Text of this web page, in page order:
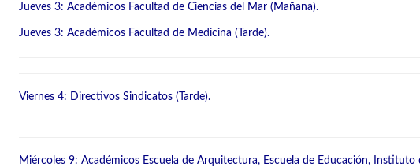
Jueves 3: Académicos Facultad de Ciencias del Mar (Mañana).
Jueves 3: Académicos Facultad de Medicina (Tarde).
Viernes 4: Directivos Sindicatos (Tarde).
Miércoles 9: Académicos Escuela de Arquitectura, Escuela de Educación, Instituto